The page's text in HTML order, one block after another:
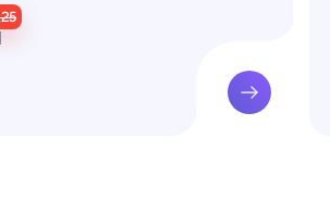
среды на здоровье населения